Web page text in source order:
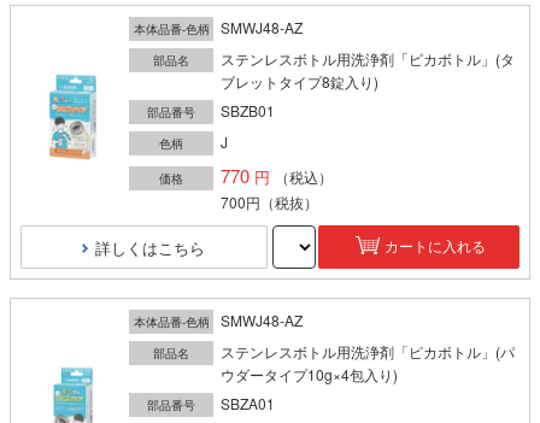
本体品番-色柄 SMWJ48-AZ
部品名
ステンレスボトル用洗浄剤「ピカボトル」(タ
ブレットタイプ8錠入り)
部品番号 SBZB01
色柄 J
価格 770
（税込）
700円 （税抜）
詳しくはこちら カートに入れる
本体品番-色柄 SMWJ48-AZ
部品名
ステンレスボトル用洗浄剤「ピカボトル」(パ
ウダータイプ10g×4包入り)
部品番号 SBZA01